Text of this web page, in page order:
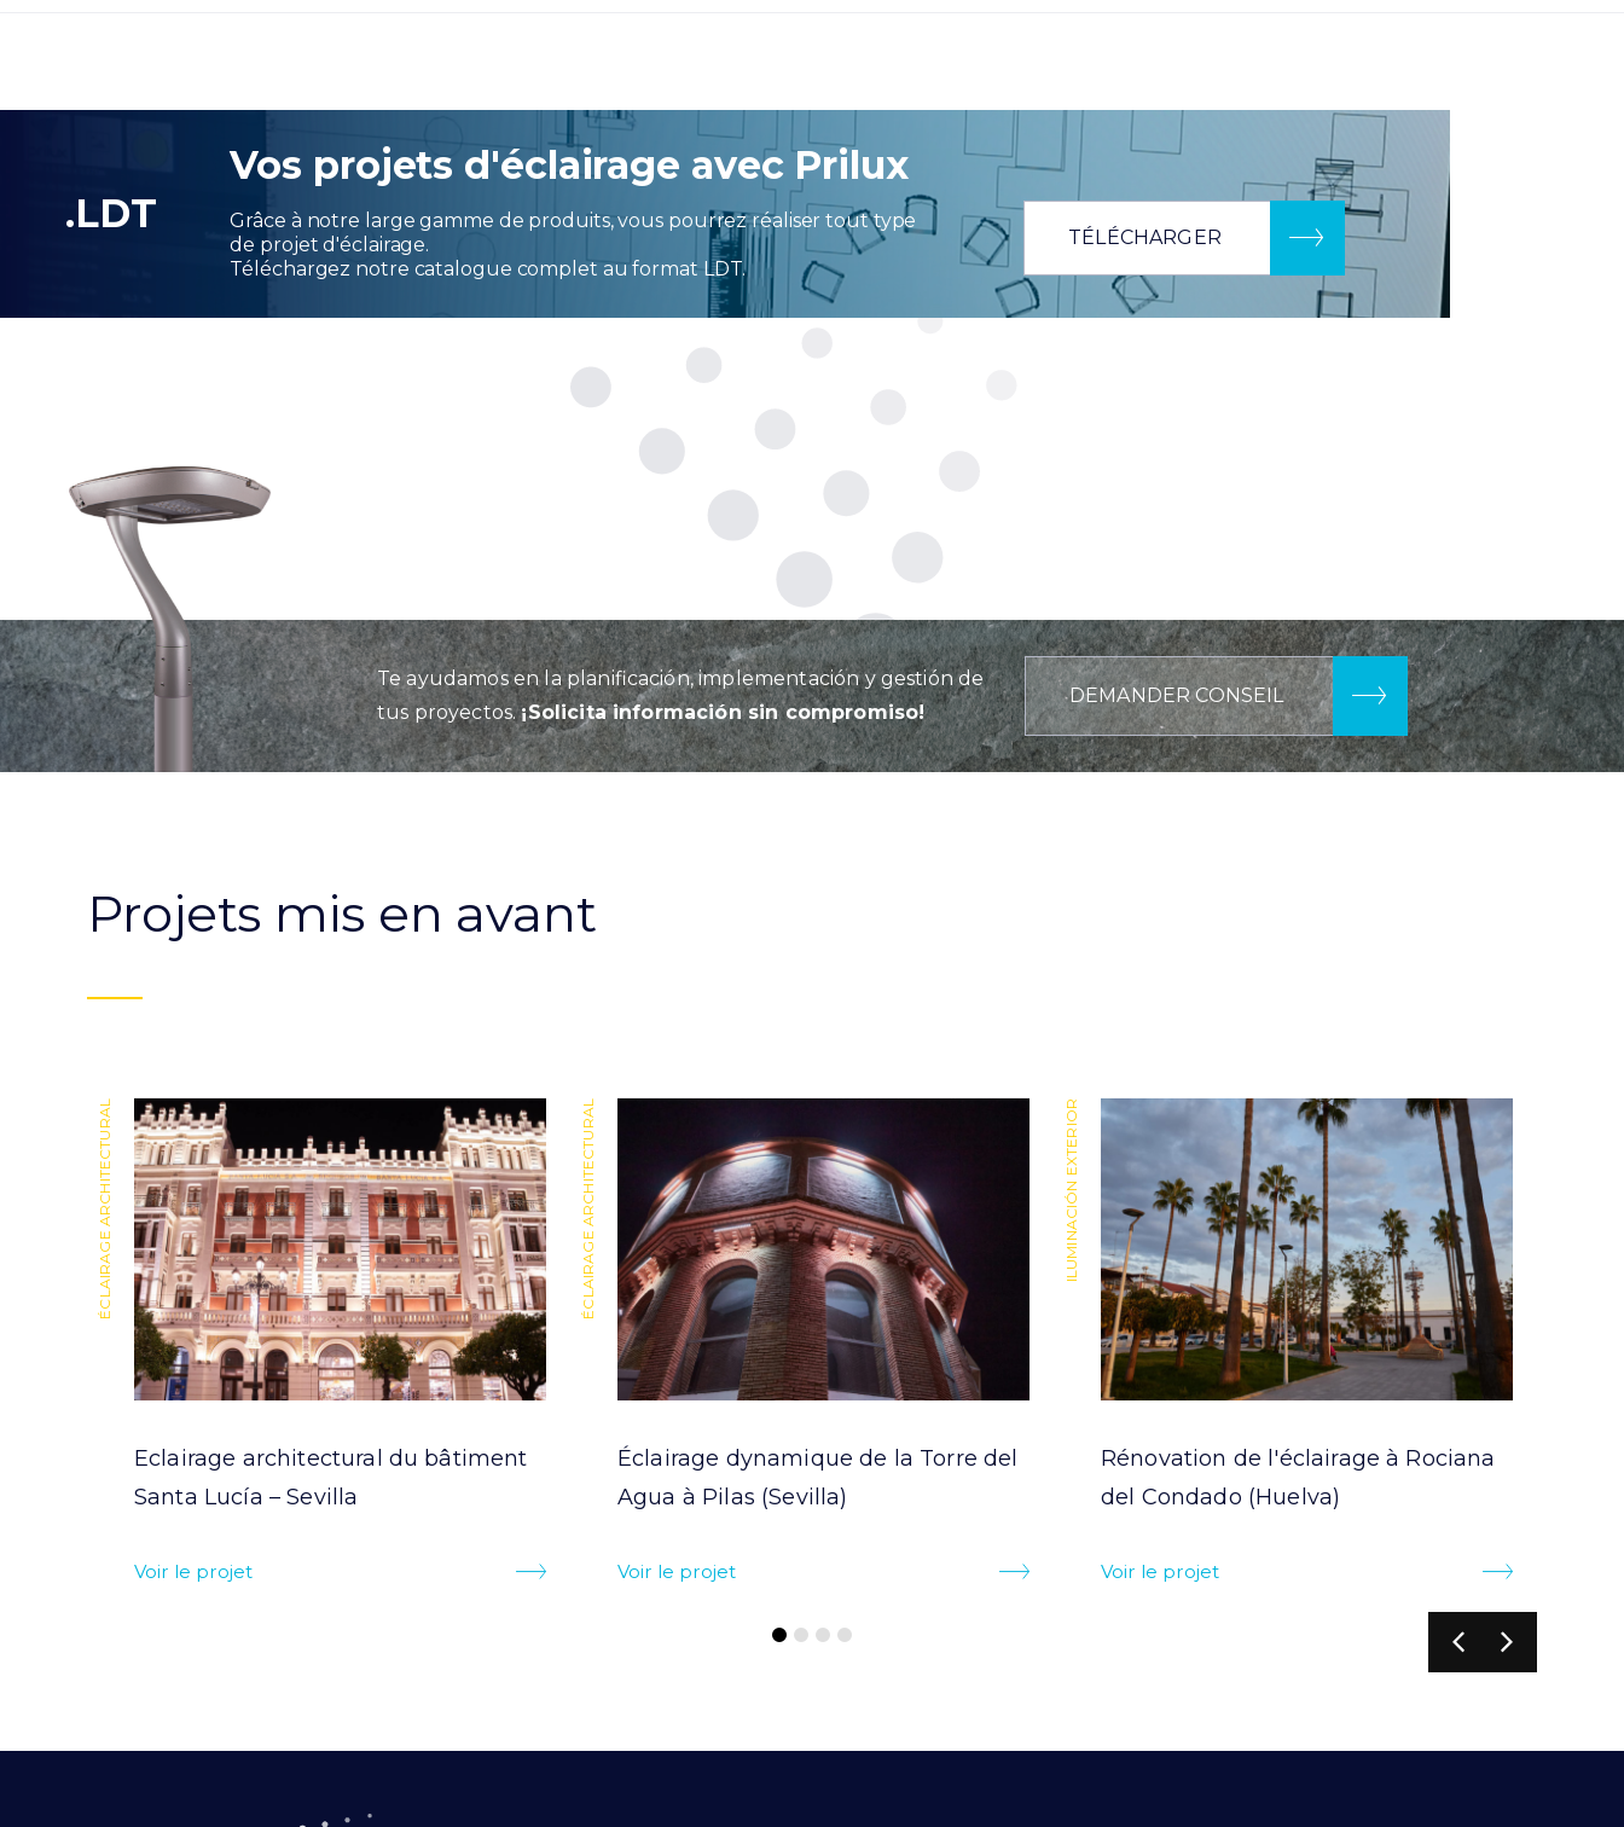
.LDT
Vos projets d'éclairage avec Prilux
Grâce à notre large gamme de produits, vous pourrez réaliser tout type
de projet d'éclairage.
Téléchargez notre catalogue complet au format LDT.
TÉLÉCHARGER
Te ayudamos en la planificación, implementación y gestión de
tus proyectos.¡Solicita información sin compromiso!
DEMANDER CONSEIL
Projets mis en avant
ÉCLAIRAGE ARCHITECTURAL
Eclairage architectural du bâtiment
Santa Lucía – Sevilla
Voir le projet
ÉCLAIRAGE ARCHITECTURAL
Éclairage dynamique de la Torre del
Agua à Pilas (Sevilla)
Voir le projet
ILUMINACIÓN EXTERIOR
Rénovation de l'éclairage à Rociana
del Condado (Huelva)
Voir le projet